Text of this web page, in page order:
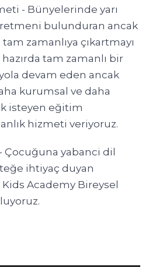
- Bünyelerinde yarı
bulunduran ancak
zamanlıya çıkartmayı
tam zamanlı bir
devam eden ancak
kurumsal ve daha
isteyen eğitim
hizmeti veriyoruz.
yabanci dil
ihtiyaç duyan
Academy Bireysel